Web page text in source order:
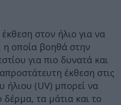
στον ήλιο για να
η οποία βοηθά στην
για πιο δυνατά και
έκθεση στις
ήλιου (UV) μπορεί να
τα μάτια και το